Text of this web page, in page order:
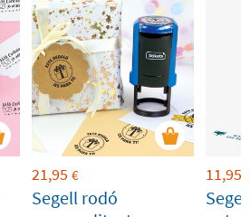
21,95 €
Segell rodó
11,95